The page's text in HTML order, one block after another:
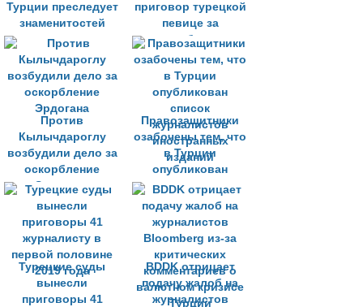
Турции преследует
знаменитостей
приговор турецкой
певице за
оскорбление
Эрдогана
Против
Кылычдароглу
возбудили дело за
оскорбление
Эрдогана
Правозащитники
озабочены тем, что
в Турции
опубликован
список
журналистов
иностранных
изданий
Турецкие суды
вынесли
приговоры 41
BDDK отрицает
подачу жалоб на
журналистов